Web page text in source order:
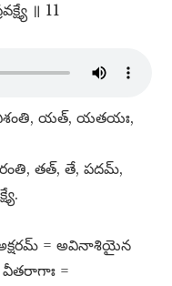
॥ 11
విశంతి, యత్​, యతయః,
తత్​, తే, పదమ్​,
అక్షరమ్​ = అవినాశియైన
వీతరాగాః =